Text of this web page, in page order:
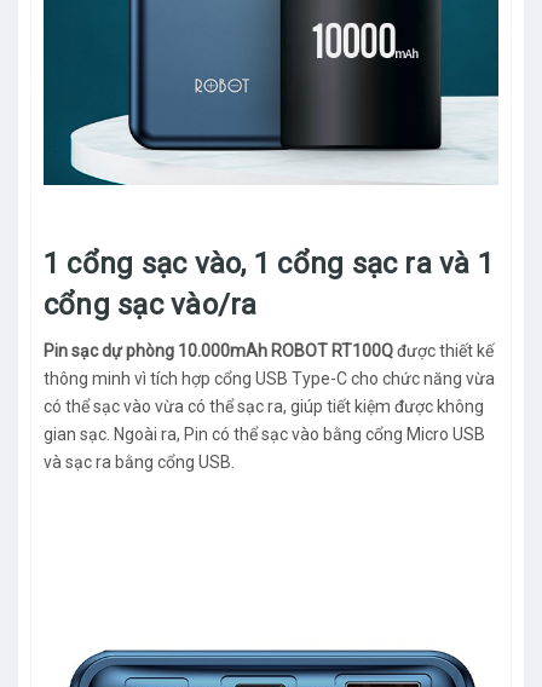
1 cổng sạc vào, 1 cổng sạc ra và 1
cổng sạc vào/ra
Pin sạc dự phòng 10.000mAh ROBOT RT100Qđược thiết kế
thông minh vì tích hợp cổng USB Type-C cho chức năng vừa
có thể sạc vào vừa có thể sạc ra, giúp tiết kiệm được không
gian sạc. Ngoài ra, Pin có thể sạc vào bằng cổng Micro USB
và sạc ra bằng cổng USB.